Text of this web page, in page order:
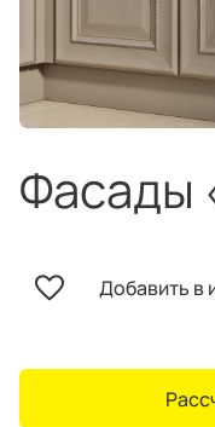
техника
Специальные
предложения
Салоны продаж
Десятки образцов в каждом
Фасады
Добавить в